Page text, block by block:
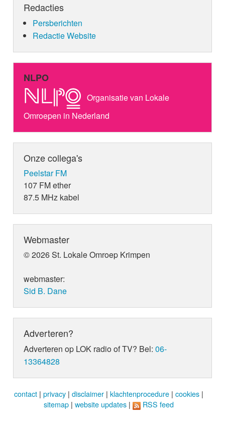
Redacties
Persberichten
Redactie Website
NLPO
Organisatie van Lokale
Omroepen in Nederland
Onze collega's
Peelstar FM
107 FM ether
87.5 MHz kabel
Webmaster
© 2026 St. Lokale Omroep Krimpen
webmaster:
Sid B. Dane
Adverteren?
Adverteren op LOK radio of TV? Bel:06-
13364828
contact | privacy | disclaimer | klachtenprocedure | cookies |
sitemap | website updates | RSS feed